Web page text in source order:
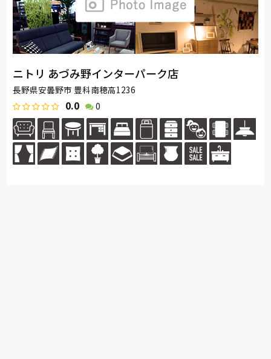
ニトリ あづみ野インターパーク店
長野県安曇野市 豊科南穂高1236
0.0 0